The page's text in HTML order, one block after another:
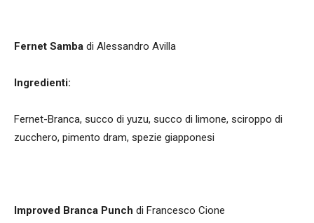
Fernet Samba di Alessandro Avilla
Ingredienti:
Fernet-Branca, succo di yuzu, succo di limone, sciroppo di
zucchero, pimento dram, spezie giapponesi
Improved Branca Punch di Francesco Cione